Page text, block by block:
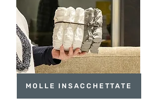
MOLLE INSACCHETTATE